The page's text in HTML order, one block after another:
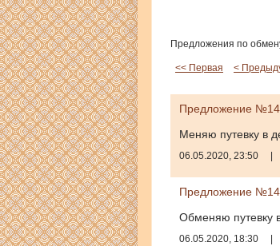
Предложения по
<< Первая <
Предложение
Меняю путевку в
06.05.2020, 23:50
Предложение
Обменяю путевку
06.05.2020, 18:30